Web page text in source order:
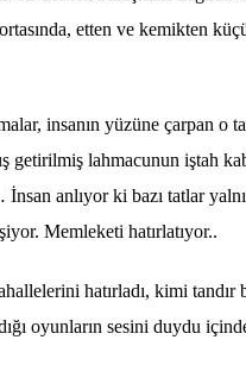
etten ve kemikten
insanın yüzüne çarpan o
getirilmiş lahmacunun iştah
anlıyor ki bazı tatlar
Memleketi hatırlatıyor..
hatırladı, kimi tandır
oyunların sesini duydu